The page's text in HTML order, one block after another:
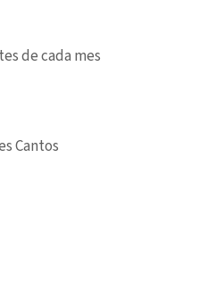
de cada mes
Cantos